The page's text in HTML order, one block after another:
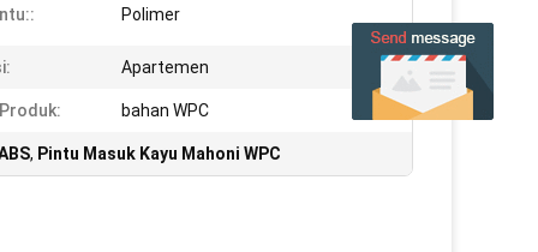
Polimer
Apartemen
bahan WPC
, Pintu Masuk Kayu Mahoni WPC